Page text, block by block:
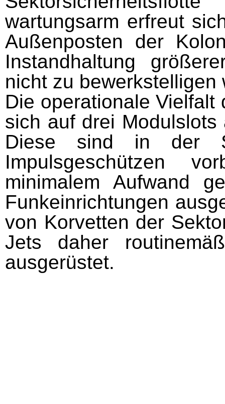
wartungsarm erfreut
Außenposten der
Instandhaltung
nicht zu bewerkstelligen
Die operationale Vielfalt
sich auf drei
Diese sind in der
Impulsgeschützen
minimalem Aufwand
Funkeinrichtungen
von Korvetten der
Jets daher
ausgerüstet.